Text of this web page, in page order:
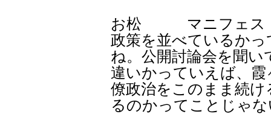
お松 マニフェスト
政策を並べているか
ね。公開討論会を聞
違いかっていえば、
僚政治をこのまま続
るのかってことじゃ